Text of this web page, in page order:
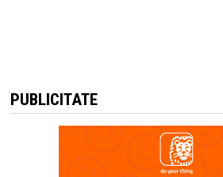
PUBLICITATE